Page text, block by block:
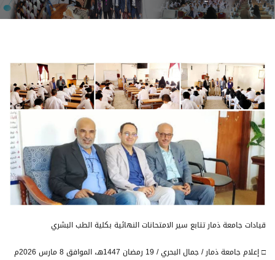
قيادات جامعة ذمار تتابع سير الامتحانات النهائية بكلية الطب البشري
□ إعلام جامعة ذمار / جمال البحري / 19 رمضان 1447هـ، الموافق 8 مارس 2026م